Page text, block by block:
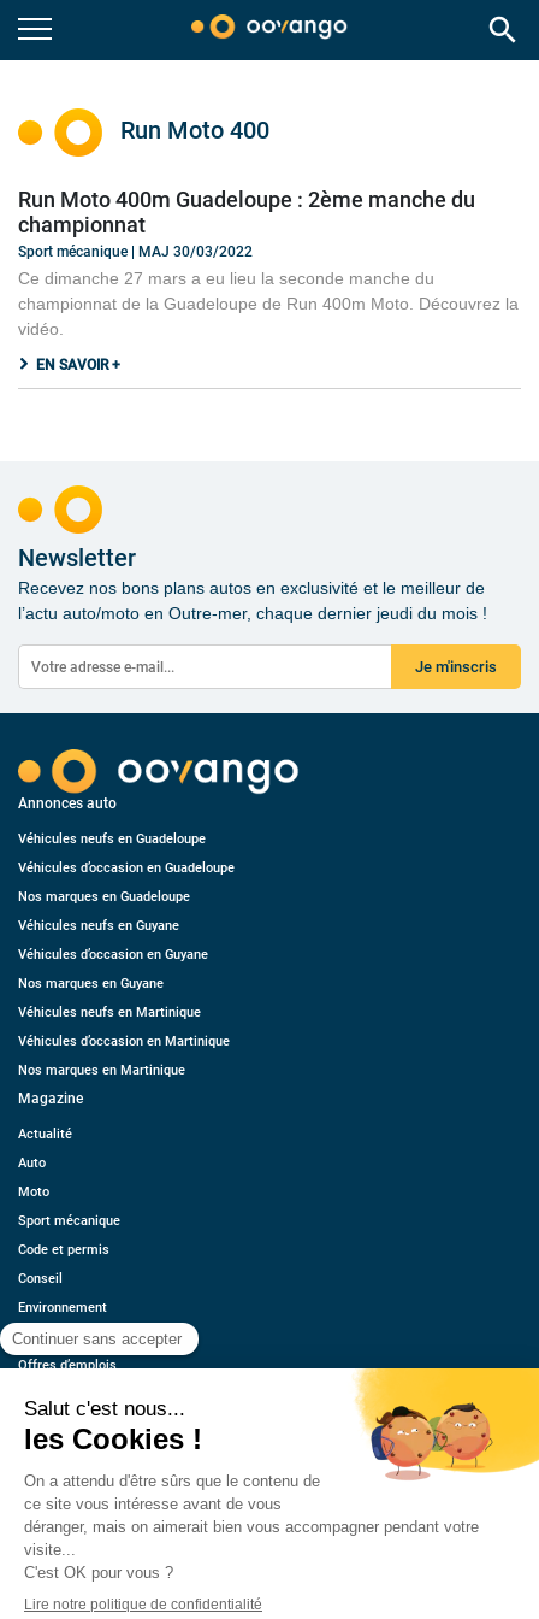
search
Run Moto 400
Run Moto 400m Guadeloupe : 2ème manche du
championnat
Sport mécanique | MAJ 30/03/2022
Ce dimanche 27 mars a eu lieu la seconde manche du
championnat de la Guadeloupe de Run 400m Moto. Découvrez la
vidéo.
EN SAVOIR +
Newsletter
Recevez nos bons plans autos en exclusivité et le meilleur de
l’actu auto/moto en Outre-mer, chaque dernier jeudi du mois !
Je m'inscris
Annonces auto
Véhicules neufs en Guadeloupe
Véhicules d’occasion en Guadeloupe
Nos marques en Guadeloupe
Véhicules neufs en Guyane
Véhicules d’occasion en Guyane
Nos marques en Guyane
Véhicules neufs en Martinique
Véhicules d’occasion en Martinique
Nos marques en Martinique
Magazine
Actualité
Auto
Moto
Sport mécanique
Code et permis
Conseil
Environnement
Économie
Offres d’emplois
Contact
Estimez votre voiture
Mentions légales
CGU